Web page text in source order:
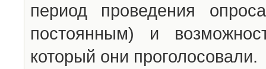
период проведения
постоянным) и
который они проголосовали.